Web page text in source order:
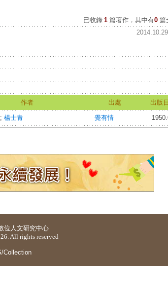
已收錄 1 篇著作，其中有0篇
作者 出處 出版
; 楊士青 覺有情
位人文研究中心
All rights reserved
Collection